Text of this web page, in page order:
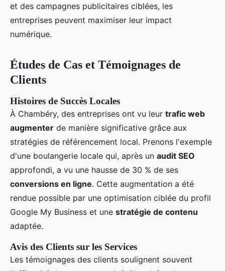
et des campagnes publicitaires ciblées, les
entreprises peuvent maximiser leur impact
numérique.
Études de Cas et Témoignages de
Clients
Histoires de Succès Locales
À Chambéry, des entreprises ont vu leur trafic web
augmenter de manière significative grâce aux
stratégies de référencement local. Prenons l'exemple
d'une boulangerie locale qui, après un audit SEO
approfondi, a vu une hausse de 30 % de ses
conversions en ligne. Cette augmentation a été
rendue possible par une optimisation ciblée du profil
Google My Business et une stratégie de contenu
adaptée.
Avis des Clients sur les Services
Les témoignages des clients soulignent souvent